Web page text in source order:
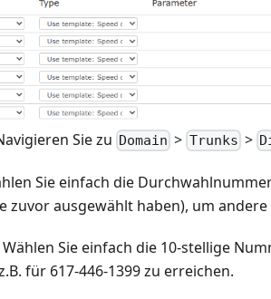
Sie zu Domain > Trunks >
Sie einfach die
zuvor ausgewählt haben), um
Wählen Sie einfach die 10-stellige
für 617-446-1399 zu erreichen.